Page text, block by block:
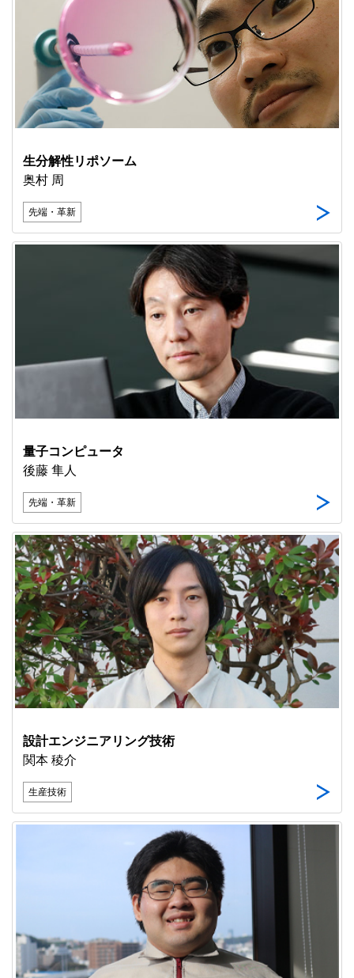
生分解性リポソーム
奥村 周
先端・革新
量子コンピュータ
後藤 隼人
先端・革新
設計エンジニアリング技術
関本 稜介
生産技術